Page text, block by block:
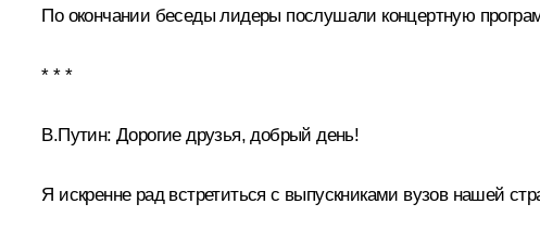
По окончании беседы лидеры послушали концертную
* * *
В.Путин: Дорогие друзья, добрый день!
Я искренне рад встретиться с выпускниками вузов нашей